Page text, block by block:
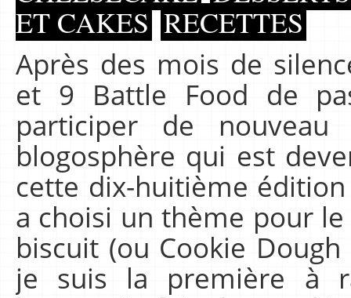
ET CAKES RECETTES
Après des mois de
et 9 Battle Food de
participer de
blogosphère qui est
cette dix-huitième édition
a choisi un thème pour
biscuit (ou Cookie
je suis la première à